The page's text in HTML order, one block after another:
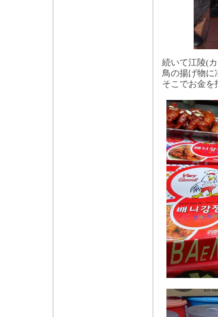
続いて江陵(
鳥の揚げ物に
そこでお金を